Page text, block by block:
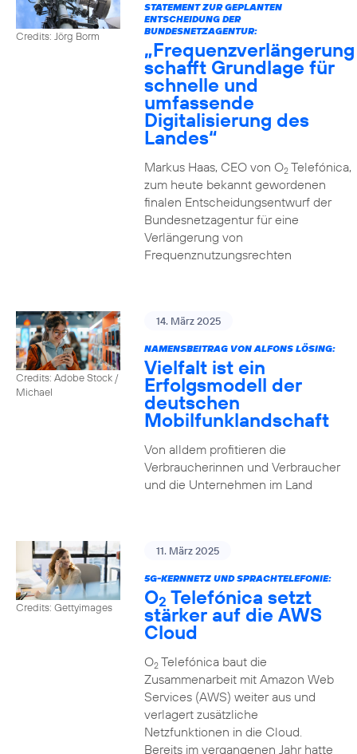
Credits: Jörg Borm
STATEMENT ZUR GEPLANTEN
ENTSCHEIDUNG DER
BUNDESNETZAGENTUR:
„Frequenzverlängerung
schafft Grundlage für
schnelle und
umfassende
Digitalisierung des
Landes“
Markus Haas, CEO von O2Telefónica,
zum heute bekannt gewordenen
finalen Entscheidungsentwurf der
Bundesnetzagentur für eine
Verlängerung von
Frequenznutzungsrechten
Credits: Adobe Stock /
Michael
14. März 2025
NAMENSBEITRAG VON ALFONS LÖSING:
Vielfalt ist ein
Erfolgsmodell der
deutschen
Mobilfunklandschaft
Von alldem profitieren die
Verbraucherinnen und Verbraucher
und die Unternehmen im Land
Credits: Gettyimages
11. März 2025
5G-KERNNETZ UND SPRACHTELEFONIE:
O2 Telefónica setzt
stärker auf die AWS
Cloud
O2Telefónica baut die
Zusammenarbeit mit Amazon Web
Services (AWS) weiter aus und
verlagert zusätzliche
Netzfunktionen in die Cloud.
Bereits im vergangenen Jahr hatte